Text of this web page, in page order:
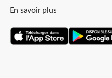
En savoir plus